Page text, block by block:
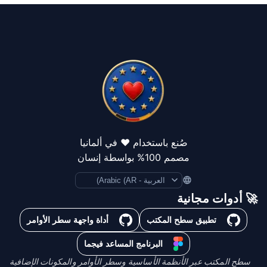
صُنع باستخدام ❤️ في ألمانيا
مصمم 100% بواسطة إنسان
Language
🚀 أدوات مجانية
تطبيق سطح المكتب أداة واجهة سطر الأوامر
البرنامج المساعد فيجما
سطح المكتب عبر الأنظمة الأساسية وسطر الأوامر والمكونات الإضافية